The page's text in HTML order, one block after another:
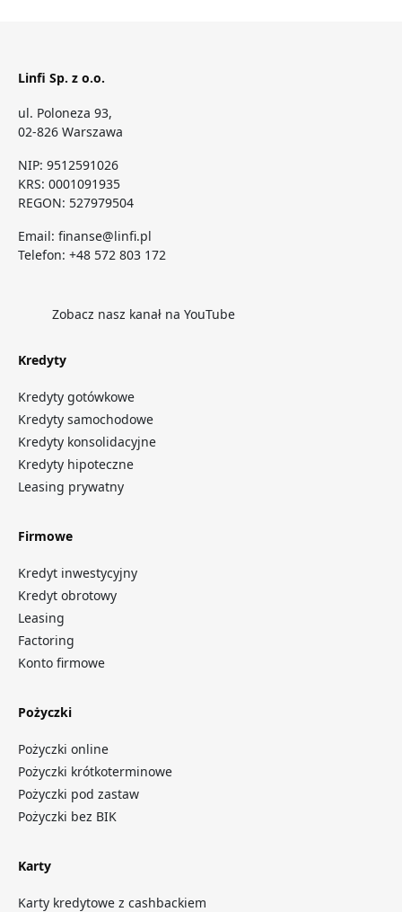
Linfi Sp. z o.o.
ul. Poloneza 93,
02-826 Warszawa
NIP: 9512591026
KRS: 0001091935
REGON: 527979504
Email: finanse@linfi.pl
Telefon: +48 572 803 172
Zobacz nasz kanał na YouTube
Kredyty
Kredyty gotówkowe
Kredyty samochodowe
Kredyty konsolidacyjne
Kredyty hipoteczne
Leasing prywatny
Firmowe
Kredyt inwestycyjny
Kredyt obrotowy
Leasing
Factoring
Konto firmowe
Pożyczki
Pożyczki online
Pożyczki krótkoterminowe
Pożyczki pod zastaw
Pożyczki bez BIK
Karty
Karty kredytowe z cashbackiem